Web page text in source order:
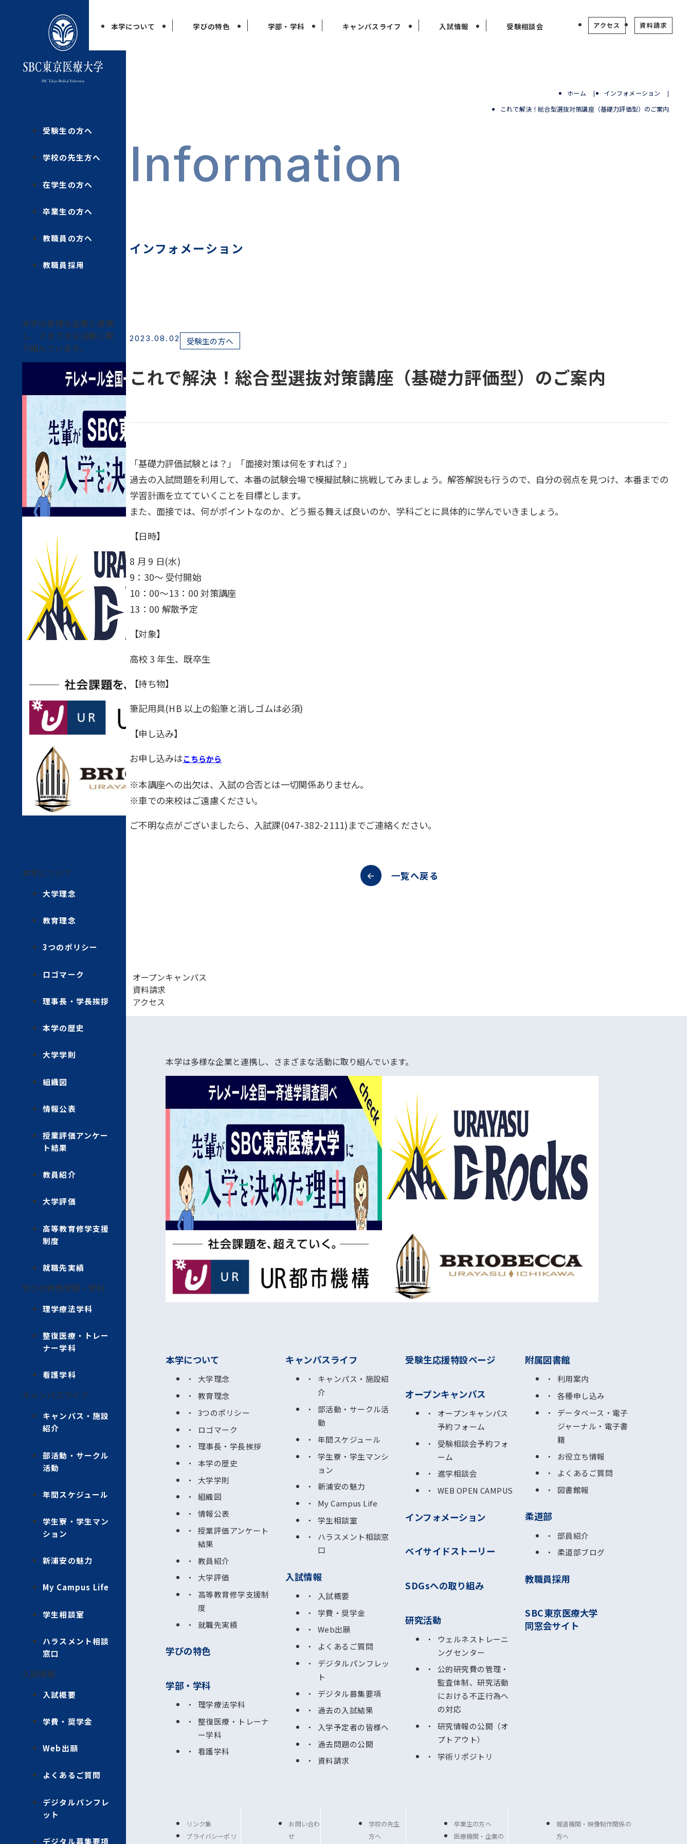
受験生の方へ
学校の先生方へ
在学生の方へ
卒業生の方へ
教職員の方へ
教職員採用
本学は多様な企業と連携
し、さまざまな活動に取
り組んでいます。
本学について
大学理念
教育理念
3つのポリシー
ロゴマーク
理事長・学長挨拶
本学の歴史
大学学則
組織図
情報公表
授業評価アンケー
ト結果
教員紹介
大学評価
高等教育修学支援
制度
就職先実績
学びの特色学部・学科
理学療法学科
整復医療・トレー
ナー学科
看護学科
キャンパスライフ
キャンパス・施設
紹介
部活動・サークル
活動
年間スケジュール
学生寮・学生マン
ション
新浦安の魅力
My Campus Life
学生相談室
ハラスメント相談
窓口
入試情報
入試概要
学費・奨学金
Web出願
よくあるご質問
デジタルパンフレ
ット
デジタル募集要項
本学について 学びの特色 学部・学科 キャンパスライフ 入試情報 受験相談会 アクセス 資料請求
Information
インフォメーション
ホーム
インフォメーション
これで解決！総合型選抜対策講座（基礎力評価型）のご案内
2023.08.02 受験生の方へ
これで解決！総合型選抜対策講座（基礎力評価型）のご案内
「基礎力評価試験とは？」「面接対策は何をすれば？」
過去の入試問題を利用して、本番の試験会場で模擬試験に挑戦してみましょう。解答解説も行うので、自分の弱点を見つけ、本番までの
学習計画を立てていくことを目標とします。
また、面接では、何がポイントなのか、どう振る舞えば良いのか、学科ごとに具体的に学んでいきましょう。
【日時】
8 月 9 日(水)
9：30～ 受付開始
10：00～13：00 対策講座
13：00 解散予定
【対象】
高校 3 年生、既卒生
【持ち物】
筆記用具(HB 以上の鉛筆と消しゴムは必須)
【申し込み】
お申し込みはこちらから
※本講座への出欠は、入試の合否とは一切関係ありません。
※車での来校はご遠慮ください。
ご不明な点がございましたら、入試課(047-382-2111)までご連絡ください。
一覧へ戻る
オープンキャンパス
資料請求
アクセス
本学は多様な企業と連携し、さまざまな活動に取り組んでいます。
本学について
大学理念
教育理念
3つのポリシー
ロゴマーク
理事長・学長挨拶
本学の歴史
大学学則
組織図
情報公表
授業評価アンケート
結果
教員紹介
大学評価
高等教育修学支援制
度
就職先実績
学びの特色
学部・学科
理学療法学科
整復医療・トレーナ
ー学科
看護学科
キャンパスライフ
キャンパス・施設紹
介
部活動・サークル活
動
年間スケジュール
学生寮・学生マンシ
ョン
新浦安の魅力
My Campus Life
学生相談室
ハラスメント相談窓
口
入試情報
入試概要
学費・奨学金
Web出願
よくあるご質問
デジタルパンフレッ
ト
デジタル募集要項
過去の入試結果
入学予定者の皆様へ
過去問題の公開
資料請求
受験生応援特設ページ
オープンキャンパス
オープンキャンパス
予約フォーム
受験相談会予約フォ
ーム
進学相談会
WEB OPEN CAMPUS
インフォメーション
ベイサイドストーリー
SDGsへの取り組み
研究活動
ウェルネストレーニ
ングセンター
公的研究費の管理・
監査体制、研究活動
における不正行為へ
の対応
研究情報の公開（オ
プトアウト）
学術リポジトリ
附属図書館
利用案内
各種申し込み
データベース・電子
ジャーナル・電子書
籍
お役立ち情報
よくあるご質問
図書館報
柔道部
部員紹介
柔道部ブログ
教職員採用
SBC東京医療大学
同窓会サイト
リンク集
プライバシーポリ
お問い合わ
せ
学校の先生
方へ
卒業生の方へ
医療機関・企業の
報道機関・映像制作関係の
方へ